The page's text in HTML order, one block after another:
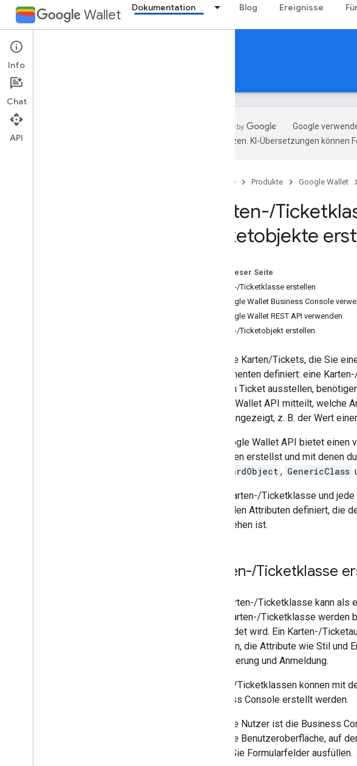
Wallet Dokumentation Blog Ereignisse
Offers
Leitfäden
Google
übersetzen. KI-Übersetzungen können
Startseite Produkte Google Wallet
Karten-/
Ticketobjekte
Auf dieser Seite
Karten-/Ticketklasse erstellen
Google Wallet Business Console
Google Wallet REST API verwenden
Karten-/Ticketobjekt erstellen
Fast alle Karten/Tickets, die Sie
Komponenten definiert: eine
bzw. ein Ticket ausstellen,
Google Wallet API mitteilt, welche
Ticket angezeigt, z. B. der Wert
Die Google Wallet API bietet
Instanzen erstellst und mit denen
GiftCardObject , GenericClass
Jede Karten-/Ticketklasse und
optionalen Attributen definiert, die
vorgesehen ist.
Karten-/Ticketklasse
Eine Karten-/Ticketklasse kann
einer Karten-/Ticketklasse
verwendet wird. Ein Karten-/
erstellen, die Attribute wie Stil und
Registrierung und Anmeldung.
Karten-/Ticketklassen können mit
Business Console erstellt werden.
Für neue Nutzer ist die Business
einfache Benutzeroberfläche, auf
indem Sie Formularfelder ausfüllen.
Info
Chat
API